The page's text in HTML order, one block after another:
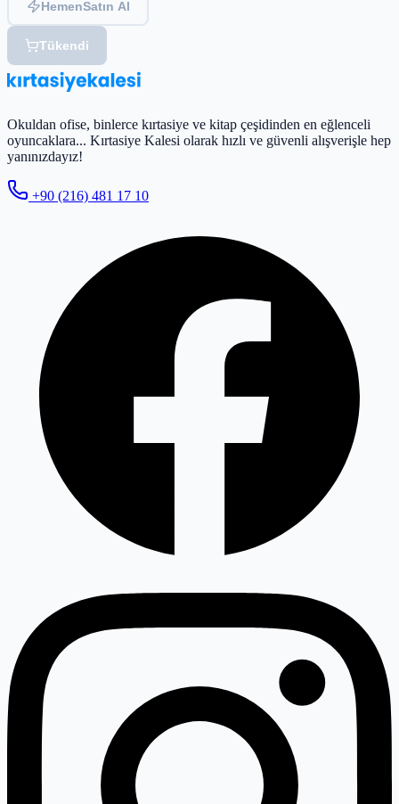
HemenSatın Al
Tükendi
Okuldan ofise, binlerce kırtasiye ve kitap çeşidinden en eğlenceli
oyuncaklara... Kırtasiye Kalesi olarak hızlı ve güvenli alışverişle hep
yanınızdayız!
+90 (216) 481 17 10